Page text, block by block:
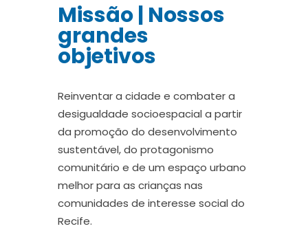
Missão | Nossos
grandes
objetivos
Reinventar a cidade e combater a
desigualdade socioespacial a partir
da promoção do desenvolvimento
sustentável, do protagonismo
comunitário e de um espaço urbano
melhor para as crianças nas
comunidades de interesse social do
Recife.